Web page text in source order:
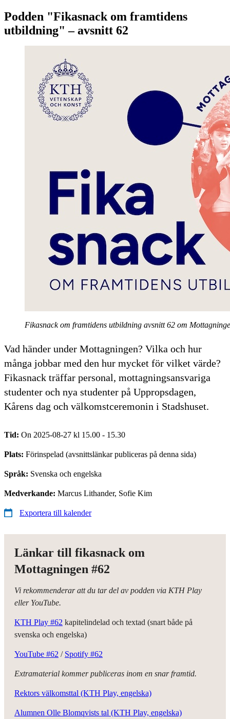
Podden "Fikasnack om framtidens
utbildning" – avsnitt 62
Fikasnack om framtidens utbildning avsnitt 62 om
Vad händer under Mottagningen? Vilka och hur
många jobbar med den hur mycket för vilket värde?
Fikasnack träffar personal, mottagningsansvariga
studenter och nya studenter på Uppropsdagen,
Kårens dag och välkomstceremonin i Stadshuset.
Tid: On 2025-08-27 kl 15.00 - 15.30
Plats: Förinspelad (avsnittslänkar publiceras på denna sida)
Språk: Svenska och engelska
Medverkande: Marcus Lithander, Sofie Kim
Exportera till kalender
Länkar till fikasnack om
Mottagningen #62
Vi rekommenderar att du tar del av podden via KTH Play
eller YouTube.
KTH Play #62 kapitelindelad och textad (snart både på
svenska och engelska)
YouTube #62 / Spotify #62
Extramaterial kommer publiceras inom en snar framtid.
Rektors välkomsttal (KTH Play, engelska)
Alumnen Olle Blomqvists tal (KTH Play, engelska)